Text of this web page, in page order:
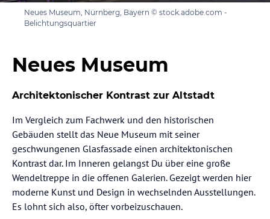
Neues Museum, Nürnberg, Bayern © stock.adobe.com -
Belichtungsquartier
Neues Museum
Architektonischer Kontrast zur Altstadt
Im Vergleich zum Fachwerk und den historischen
Gebäuden stellt das Neue Museum mit seiner
geschwungenen Glasfassade einen architektonischen
Kontrast dar. Im Inneren gelangst Du über eine große
Wendeltreppe in die offenen Galerien. Gezeigt werden hier
moderne Kunst und Design in wechselnden Ausstellungen.
Es lohnt sich also, öfter vorbeizuschauen.